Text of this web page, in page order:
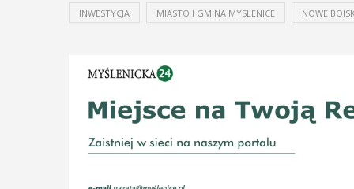
INWESTYCJA MIASTO I GMINA MYSLENICE NOWE